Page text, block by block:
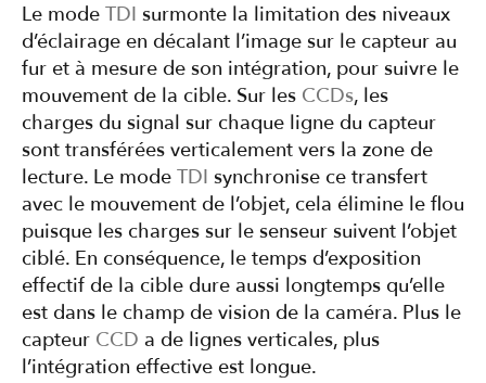
Le mode TDI surmonte la limitation des niveaux
d’éclairage en décalant l’image sur le capteur au
fur et à mesure de son intégration, pour suivre le
mouvement de la cible. Sur les CCDs, les
charges du signal sur chaque ligne du capteur
sont transférées verticalement vers la zone de
lecture. Le mode TDI synchronise ce transfert
avec le mouvement de l’objet, cela élimine le flou
puisque les charges sur le senseur suivent l’objet
ciblé. En conséquence, le temps d’exposition
effectif de la cible dure aussi longtemps qu’elle
est dans le champ de vision de la caméra. Plus le
capteur CCD a de lignes verticales, plus
l’intégration effective est longue.